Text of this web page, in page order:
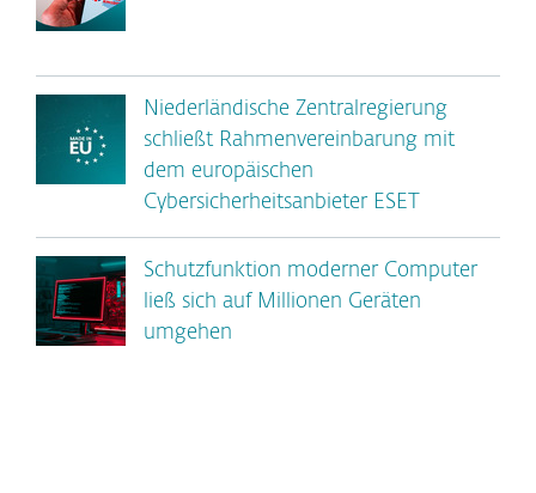
Niederländische Zentralregierung
schließt Rahmenvereinbarung mit
dem europäischen
Cybersicherheitsanbieter ESET
Schutzfunktion moderner Computer
ließ sich auf Millionen Geräten
umgehen